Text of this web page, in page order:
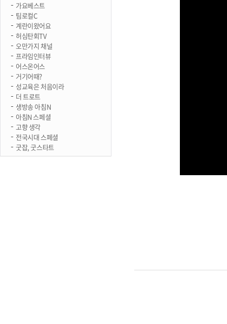
가요베스트
팀로컬C
계란이왔어요
허심탄회TV
오만가지 채널
프라임인터뷰
어스온어스
거기어때?
성교육은 처음이라
더 트로트
생방송 아침N
아침N 스페셜
고향 생각
전국시대 스페셜
굿잡, 굿스타트